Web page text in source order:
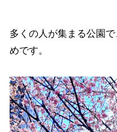
多くの人が集まる公園
めです。